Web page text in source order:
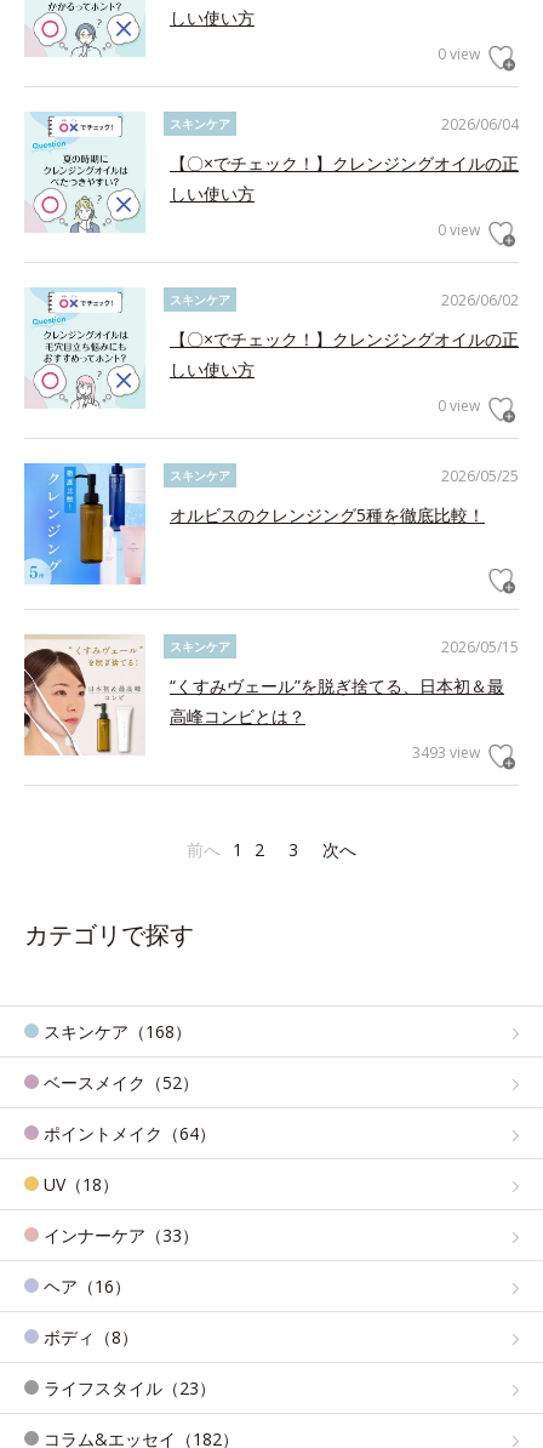
しい使い方
0 view
2026/06/04
スキンケア
【〇×でチェック！】クレンジングオイルの正
しい使い方
0 view
2026/06/02
スキンケア
【〇×でチェック！】クレンジングオイルの正
しい使い方
0 view
2026/05/25
スキンケア
オルビスのクレンジング5種を徹底比較！
2026/05/15
スキンケア
“くすみヴェール”を脱ぎ捨てる、日本初＆最
高峰コンビとは？
3493 view
前へ 1 2 3 次へ
カテゴリで探す
スキンケア（168）
ベースメイク（52）
ポイントメイク（64）
UV（18）
インナーケア（33）
ヘア（16）
ボディ（8）
ライフスタイル（23）
コラム&エッセイ（182）